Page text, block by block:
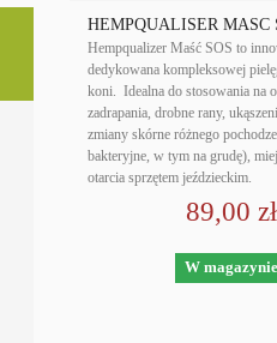
HEMPQUALISER MAŚĆ
Hempqualizer Maść SOS to
dedykowana kompleksowej
koni. Idealna do stosowania na
zadrapania, drobne rany,
zmiany skórne różnego
bakteryjne, w tym na grudę),
otarcia sprzętem jeździeckim.
89,00 zł
W magazynie